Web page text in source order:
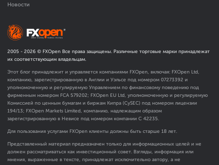
Новости
2005 - 2026 © FXOpen Все права защищены. Различные торговые марки принадлежат
их соответствующим владельцам.
Этот блог принадлежит и управляется компаниями FXOpen, включая: FXOpen Ltd,
компанию, зарегистрированную в Англии и Уэльсе под номером 07273392 и
уполномоченную и регулируемую Управлением по финансовому поведению под
фирменным номером FCA 579202; FXOpen EU Ltd, уполномоченную и регулируемую
Комиссией по ценным бумагам и биржам Кипра (CySEC) под номером лицензии
194/13; FXOpen Markets Limited, компанию, надлежащим образом
зарегистрированную в Невисе под номером компании C 42235.
Для пользования услугами FXOpen клиенты должны быть старше 18 лет.
Представленный материал предназначен только для информационных целей и не
должен рассматриваться как инвестиционный совет. Взгляды, информация или
мнения, выраженные в тексте, принадлежат исключительно автору, а не